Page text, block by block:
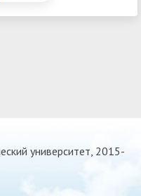
университет, 2015-